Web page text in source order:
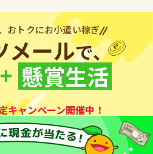
おトクにお小遣い稼ぎ
メールで、
+ 懸賞生活
キャンペーン開催中！